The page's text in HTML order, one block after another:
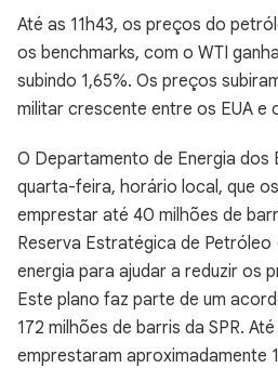
Até as 11h43, os preços do
os benchmarks, com o WTI
subindo 1,65%. Os preços
militar crescente entre os EUA e
O Departamento de Energia dos
quarta-feira, horário local, que
emprestar até 40 milhões de
Reserva Estratégica de Petróleo
energia para ajudar a reduzir os
Este plano faz parte de um
172 milhões de barris da SPR.
emprestaram aproximadamente